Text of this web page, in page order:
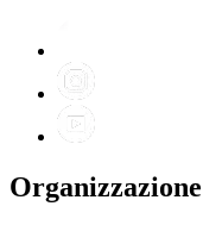
Organizzazione